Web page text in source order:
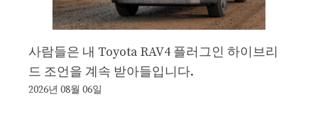
사람들은 내 Toyota RAV4 플러그인 하이브리
드 조언을 계속 받아들입니다.
2026년 08월 06일